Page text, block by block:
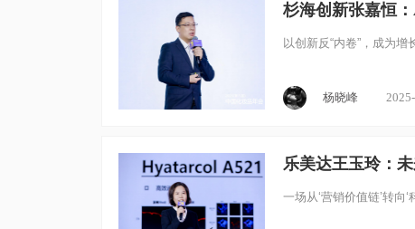
杉海创新张嘉恒
以创新反“内卷”，成为增
杨晓峰
乐美达王玉玲：
一场从‘营销价值链’转向‘